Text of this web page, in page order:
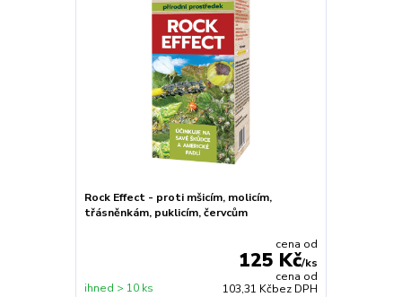
Rock Effect - proti mšicím, molicím,
třásněnkám, puklicím, červcům
cena od
125 Kč/ks
cena od
103,31 Kčbez DPH
ihned > 10 ks